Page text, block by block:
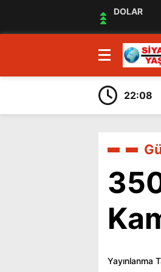
DOLAR
22:08
Yayınlanma